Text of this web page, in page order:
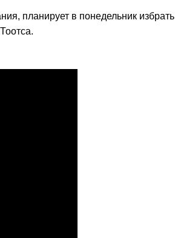
планирует в понедельник избрать